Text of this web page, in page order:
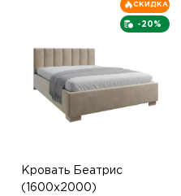
-20%
СКИДКА
Кровать Беатрис
(1600х2000)